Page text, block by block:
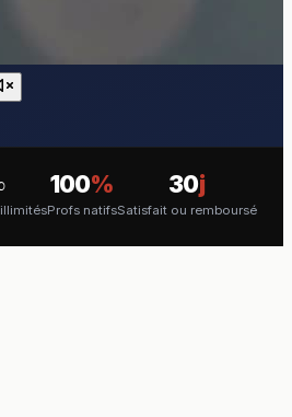
100%
Profs natifs
30j
Satisfait ou remboursé